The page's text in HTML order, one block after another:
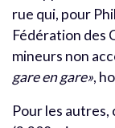
rue qui, pour
Fédération des
mineurs non
gare en gare»,
Pour les autres,